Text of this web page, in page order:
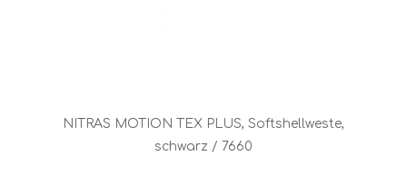
NITRAS MOTION TEX PLUS, Softshellweste,
schwarz / 7660